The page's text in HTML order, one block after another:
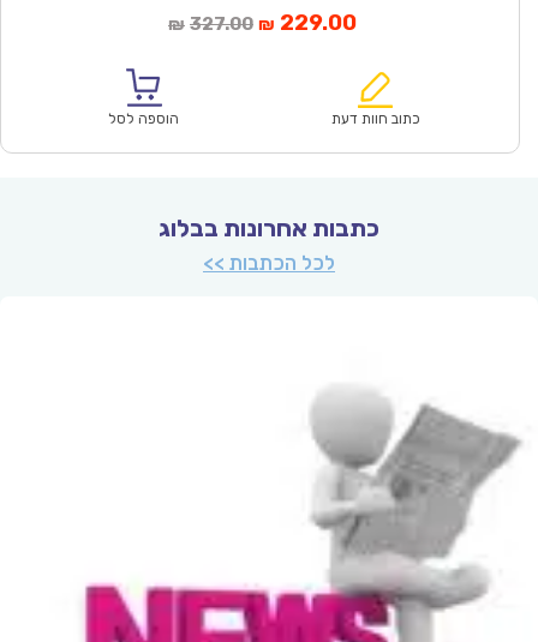
₪ 327.00המחיר
₪327.00.
₪ 229.00המחיר
הוא:
כתוב חוות דעת הוספה לסל
כתבות אחרונות בבלוג
לכל הכתבות >>